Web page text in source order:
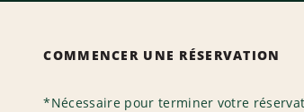
COMMENCER UNE RÉSERVATION
*Nécessaire pour terminer votre